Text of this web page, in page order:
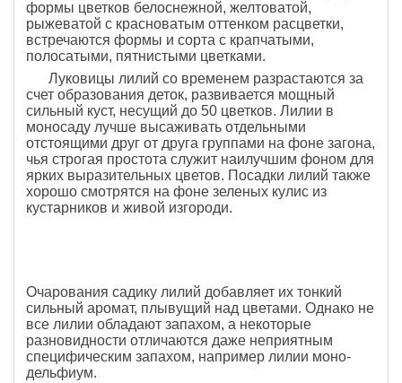
формы цветков белоснежной, желтоватой,
рыжеватой с красноватым оттенком расцветки,
встречаются формы и сорта с крапчатыми,
полосатыми, пятнистыми цветками.
Луковицы лилий со временем разрастаются за
счет образования деток, развивается мощный
сильный куст, несущий до 50 цветков. Лилии в
моносаду лучше высаживать отдельными
отстоящими друг от друга группами на фоне загона,
чья строгая простота служит наилучшим фоном для
ярких выразительных цветов. Посадки лилий также
хорошо смотрятся на фоне зеленых кулис из
кустарников и живой изгороди.
Очарования садику лилий добавляет их тонкий
сильный аромат, плывущий над цветами. Однако не
все лилии обладают запахом, а некоторые
разновидности отличаются даже неприятным
специфическим запахом, например лилии моно-
дельфиум.